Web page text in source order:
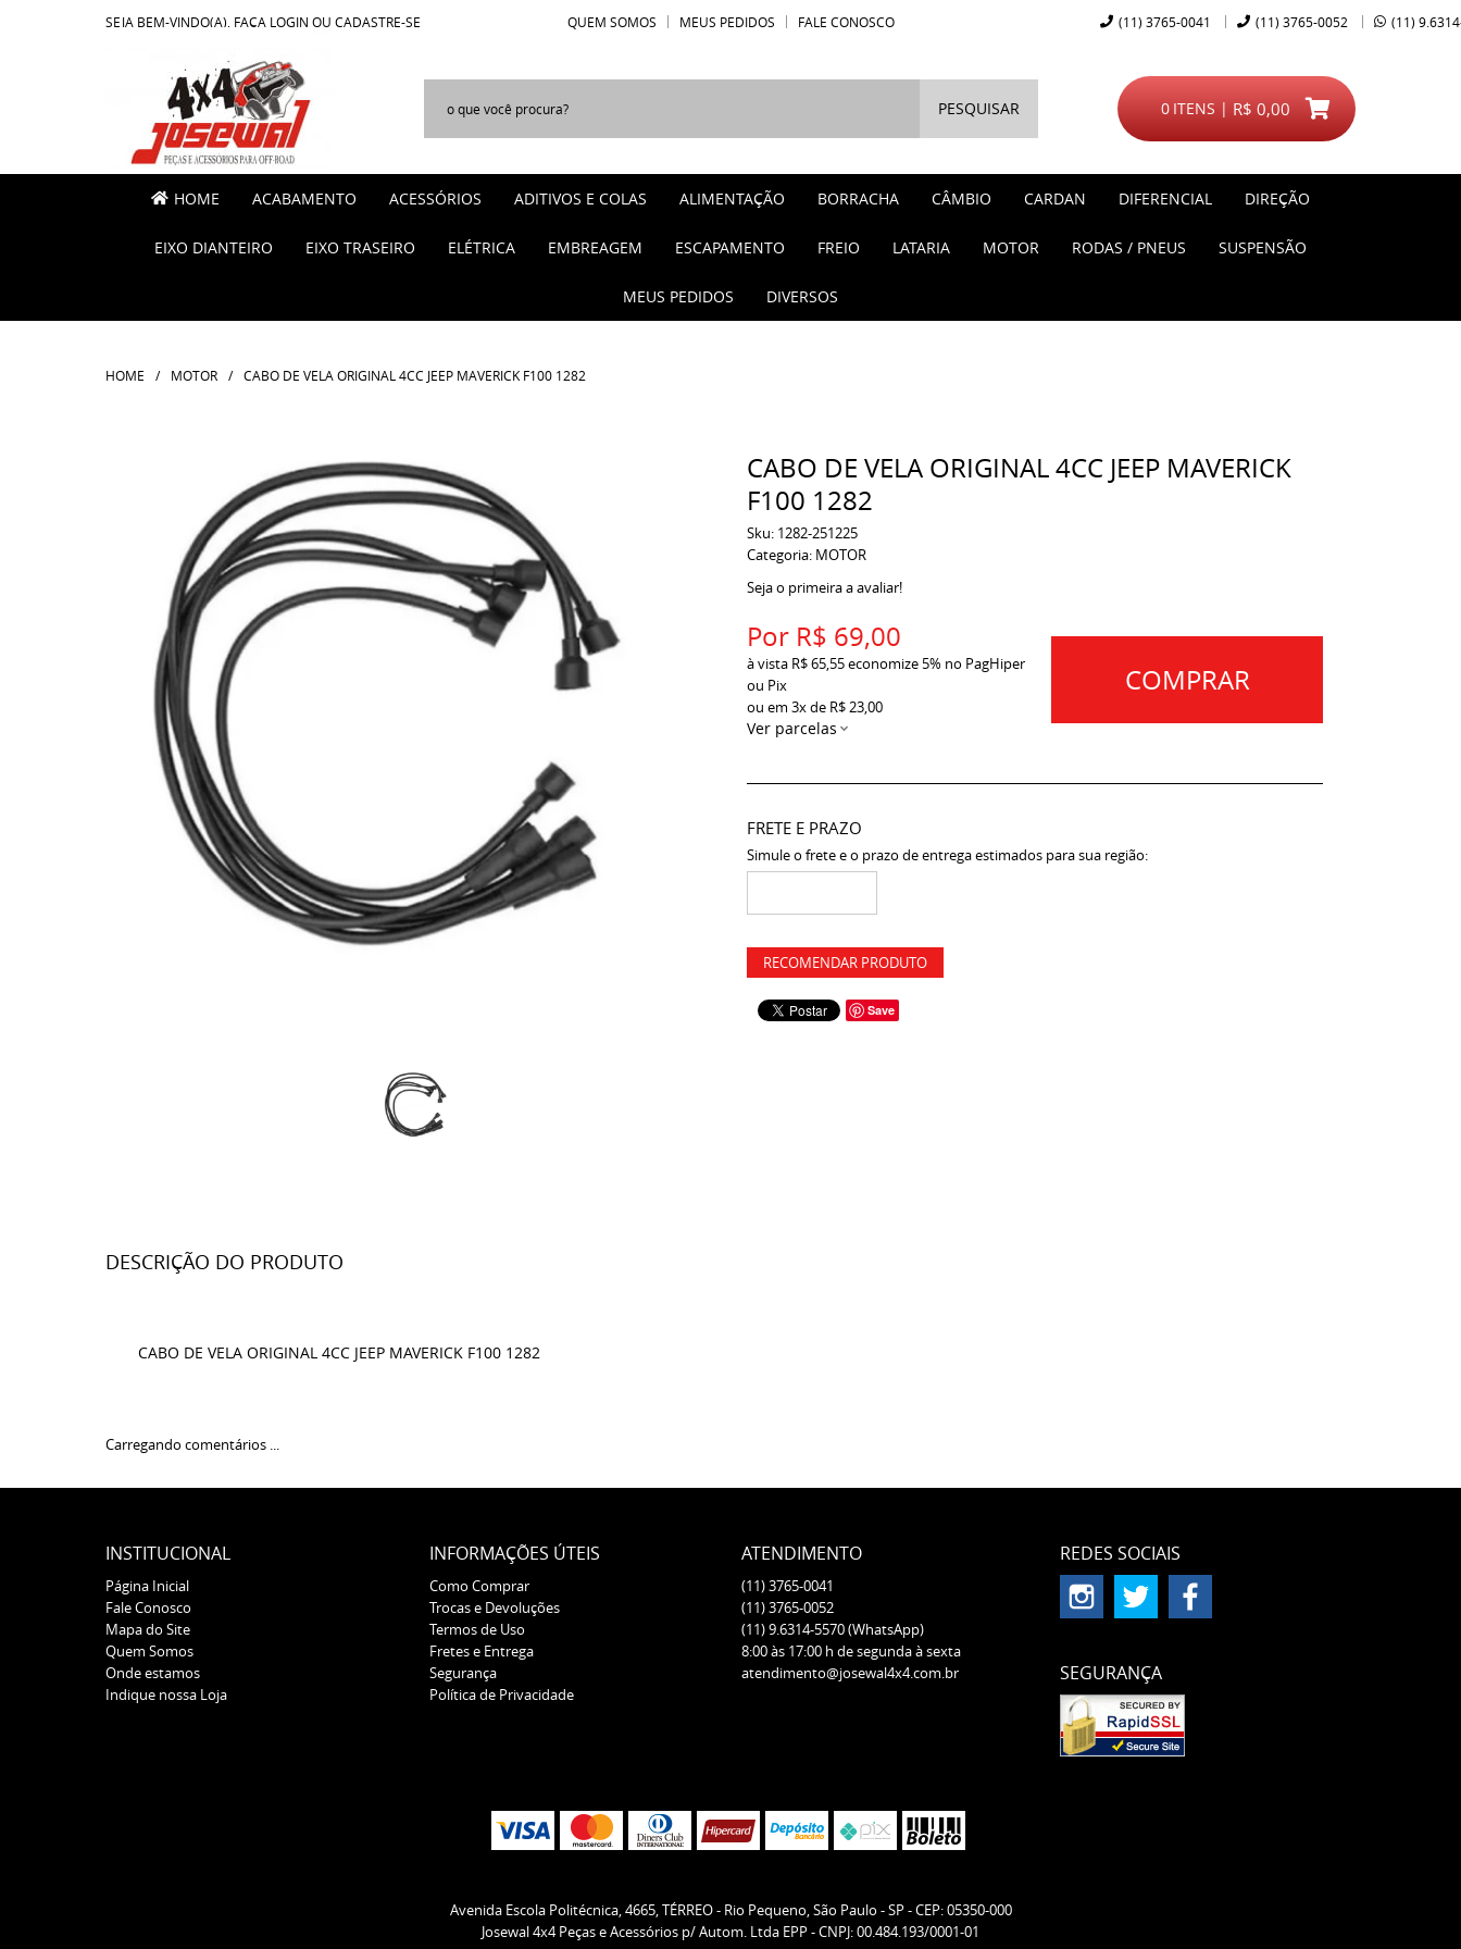
SEJA BEM-VINDO(A), FAÇA LOGIN OU CADASTRE-SE QUEM SOMOS MEUS PEDIDOS FALE CONOSCO (11) 3765-0041 (11) 3765-0052 (11)
PESQUISAR ITENS
0 R$ 0,00
HOME ACABAMENTO ACESSÓRIOS ADITIVOS E COLAS ALIMENTAÇÃO BORRACHA CÂMBIO CARDAN DIFERENCIAL DIREÇÃO
EIXO DIANTEIRO EIXO TRASEIRO ELÉTRICA EMBREAGEM ESCAPAMENTO FREIO LATARIA MOTOR RODAS / PNEUS SUSPENSÃO
MEUS PEDIDOS DIVERSOS
HOME MOTOR CABO DE VELA ORIGINAL 4CC JEEP MAVERICK F100 1282
CABO DE VELA ORIGINAL 4CC JEEP MAVERICK
F100 1282
Sku: 1282-251225
Categoria: MOTOR
Seja o primeira a avaliar!
Por R$ 69,00
à vista R$ 65,55economize 5% no PagHiper
ou Pix
ou em 3xde R$ 23,00
Ver parcelas
COMPRAR
FRETE E PRAZO
Simule o frete e o prazo de entrega estimados para sua região:
RECOMENDAR PRODUTO
Save
DESCRIÇÃO DO PRODUTO
CABO DE VELA ORIGINAL 4CC JEEP MAVERICK F100 1282
Carregando comentários ...
INSTITUCIONAL
Página Inicial
Fale Conosco
Mapa do Site
Quem Somos
Onde estamos
Indique nossa Loja
INFORMAÇÕES ÚTEIS
Como Comprar
Trocas e Devoluções
Termos de Uso
Fretes e Entrega
Segurança
Política de Privacidade
ATENDIMENTO
(11)3765-0041
(11)3765-0052
(11)9.6314-5570(WhatsApp)
8:00 às 17:00 h de segunda à sexta
atendimento@josewal4x4.com.br
REDES SOCIAIS
SEGURANÇA
Avenida Escola Politécnica, 4665, TÉRREO- Rio Pequeno, São Paulo -SP -CEP: 05350-000
Josewal 4x4 Peças e Acessórios p/ Autom. Ltda EPP - CNPJ: 00.484.193/0001-01